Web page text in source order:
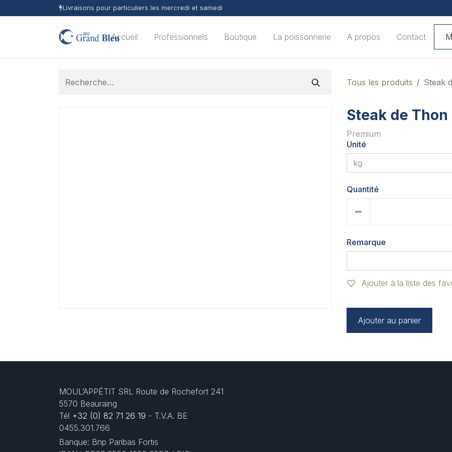
Livraisons pour particuliers les mercredi et samedi
Accueil Professionnels Boutique La poissonnerie A propos Contact
Tous les produits Steak
Steak de Thon
Premium
Unité
Quantité
Remarque
Ajouter à la liste des
Ajouter au panier
MOUL’APPÉTIT SRL Route de Rochefort 241
5570 Beauraing
Tél +32 (0) 82 71 26 19 - T.V.A. BE
0455.301.766
Banque: Bnp Paribas Fortis